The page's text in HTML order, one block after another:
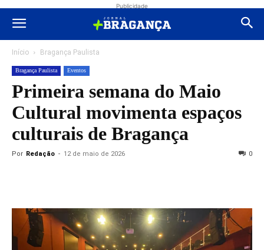
Publicidade
Início Bragança Paulista
Bragança Paulista Eventos
Primeira semana do Maio
Cultural movimenta espaços
culturais de Bragança
Por Redação - 12 de maio de 2026 0